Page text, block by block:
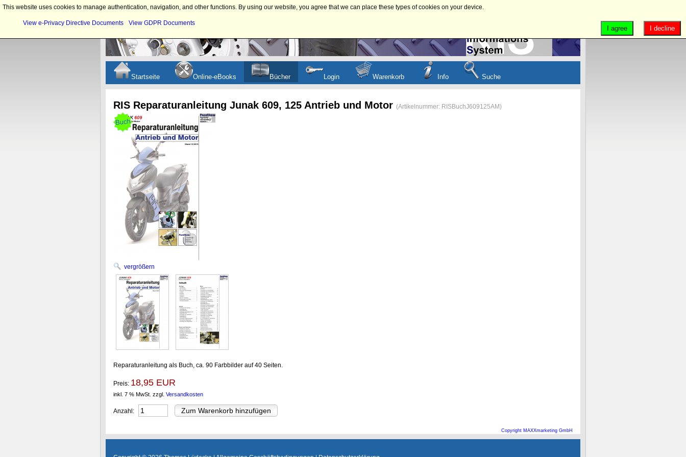
Startseite Online-eBooks Bücher Login Warenkorb Info Suche
RIS Reparaturanleitung Junak 609, 125 Antrieb und Motor (Artikelnummer: RISBuchJ609125AM)
vergrößern
Reparaturanleitung als Buch, ca. 90 Farbbilder auf 40 Seiten.
Preis: 18,95 EUR
inkl. 7 % MwSt. zzgl. Versandkosten
Anzahl:
Copyright MAXXmarketing GmbH
This website uses cookies to manage authentication, navigation, and other functions. By using our website, you agree that we can place these types of cookies on your device.
View e-Privacy Directive Documents View GDPR Documents
I decline
I agree